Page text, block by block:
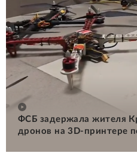
ФСБ задержала жителя
дронов на 3D-принтере